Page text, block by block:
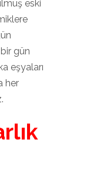
eski
gün
eşyaları
her